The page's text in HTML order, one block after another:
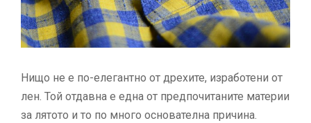
Нищо не е по-елегантно от дрехите, изработени от
лен. Той отдавна е една от предпочитаните материи
за лятото и то по много основателна причина.